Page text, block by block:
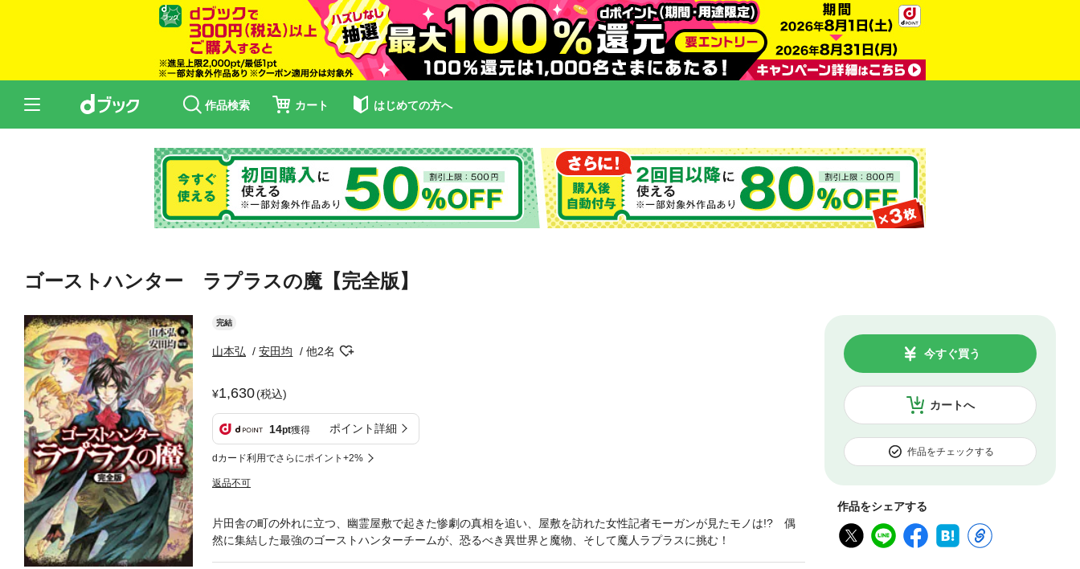
作品検索 カート はじめての方へ
ゴーストハンター ラプラスの魔【完全版】
完結
山本弘 安田均 他2名
1,630(税込)
14pt獲得 ポイント詳細
dカード利用でさらにポイント+2%
返品不可
カートへ
今すぐ買う
作品をチェックする
作品をシェアする
片田舎の町の外れに立つ、幽霊屋敷で起きた惨劇の真相を追い、屋敷を訪れた女性記者モーガンが見たモノは!? 偶
然に集結した最強のゴーストハンターチームが、恐るべき異世界と魔物、そして魔人ラプラスに挑む！